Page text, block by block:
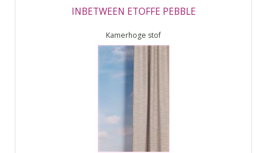
INBETWEEN ETOFFE PEBBLE
Kamerhoge stof